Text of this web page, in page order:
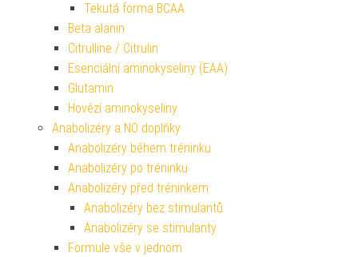
Tekutá forma BCAA
Beta alanin
Citrulline / Citrulin
Esenciální aminokyseliny (EAA)
Glutamin
Hovězí aminokyseliny
Anabolizéry a NO doplňky
Anabolizéry během tréninku
Anabolizéry po tréninku
Anabolizéry před tréninkem
Anabolizéry bez stimulantů
Anabolizéry se stimulanty
Formule vše v jednom